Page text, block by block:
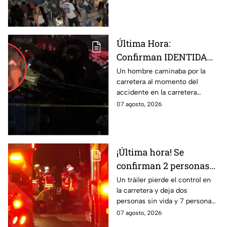
Última Hora:
Confirman IDENTIDAD
de uno de los
lesionados tras fatal
accid3nte en Irapuato
Un hombre caminaba por la
carretera al momento del
accidente en la carretera
Irapuato-Abasolo en el Trébol.
07 agosto, 2026
¡Última hora! Se
confirman 2 personas
fall3cidas y 7
lesion4dos en
accid3nte carretero en
Irapuato; esto se sabe
Un tráiler pierde el control en
la carretera y deja dos
personas sin vida y 7 personas
más lesionadas.
07 agosto, 2026